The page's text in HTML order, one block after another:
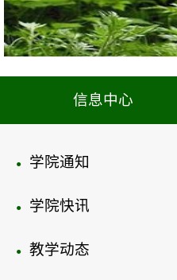
信息中心
● 学院通知
● 学院快讯
● 教学动态